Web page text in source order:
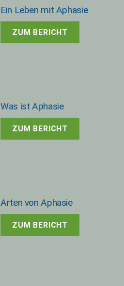
Ein Leben mit Aphasie
ZUM BERICHT
Was ist Aphasie
ZUM BERICHT
Arten von Aphasie
ZUM BERICHT